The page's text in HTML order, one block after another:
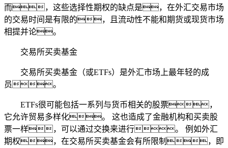
而，这些选择性期权的缺点是，在外汇交易市场
的交易时间是有限的，且流动性不能和期货或现货市场
相提并论。
交易所买卖基金
交易所买卖基金（或ETFs）是外汇市场上最年轻的成
员。
ETFs很可能包括一系列与货币相关的股票，
它允许贸易多样化。 这也造成了金融机构和买卖股
票一样，可以通过交换来进行。 例如外汇
期权，在交易所买卖基金会有所限制，即